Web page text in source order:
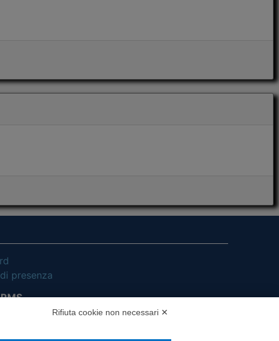
presenza
Rifiuta cookie non necessari ✕